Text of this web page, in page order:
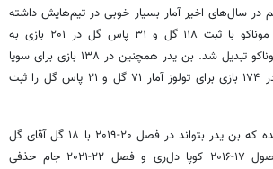
در سال‌های اخیر آمار بسیار خوبی در تیم‌هایش داشته
و در آخرین تیمش یعنی موناکو با ثبت ۱۱۸ گل و ۳۱ پاس گل در ۲۰۱ بازی به
دومین گل‌زن برتر تاریخ موناکو تبدیل شد. بن یدر همچنین در ۱۳۸ بازی برای سویا
۷۰ گل و ۲۲ پاس گل و در ۱۷۴ بازی برای تولوز آمار ۷۱ گل و ۲۱ پاس گل را ثبت
این آمار درخشان باعث شده که بن یدر بتواند در فصل ۲۰-۲۰۱۹ با ۱۸ گل آقای گل
لوشامپیونه شود و در فصول ۱۷-۲۰۱۶ کوپا دل‌ری و فصل ۲۲-۲۰۲۱ جام حذفی